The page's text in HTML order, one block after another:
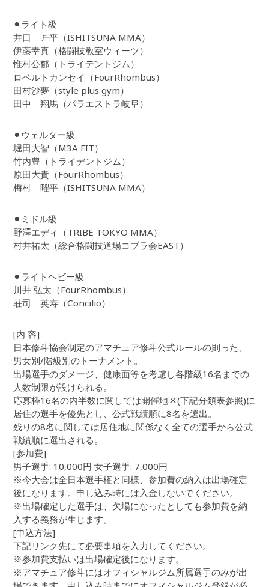
⚫︎ライト級
井口 匠平（ISHITSUNA MMA）
伊藤幸真（格闘技教室ウィーツ）
惟村公郁（トライデントジム）
ロベルトカンセイ（FourRhombus）
田村沙夢（style plus gym）
田中 翔馬（パラエストラ岐阜）
⚫︎ウェルター級
堀田大智（M3A FIT）
竹内豊（トライデントジム）
原田大貴（FourRhombus）
梅村 曜平（ISHITSUNA MMA）
⚫︎ミドル級
野澤エディ（TRIBE TOKYO MMA）
村井祐太（総合格闘技道場コブラ会EAST）
⚫︎ライトヘビー級
川井 弘太（FourRhombus）
荘司 英寿（Concilio）
[内 容]
日本修斗協会制定のアマチュア修斗公式ルールの則った、
男女別/階級別のトーナメント。
出場選手のダメージ、健康面等を考慮し各階級16名までの
人数制限が設けられる。
応募枠16名の内半数に関しては開催地区(下記分類表参照)に
居住の選手を優先とし、公式戦績順に8名を選出。
残りの8名に関しては居住地に関係なく全ての選手から公式
戦績順に選出される。
[参加費]
男子選手: 10,000円 女子選手: 7,000円
※今大会は全日本選手権と同様、参加費の納入は出場確定
後になります。申し込み時には入金しないでください。
※出場確定した選手は、欠場になったとしても参加費を納
入する義務が生じます。
[申込方法]
下記リンク先にて必要事項を入力してください。
※参加費支払いは出場確定後になります。
※アマチュア修斗にはオフィシャルジム所属選手のみが出